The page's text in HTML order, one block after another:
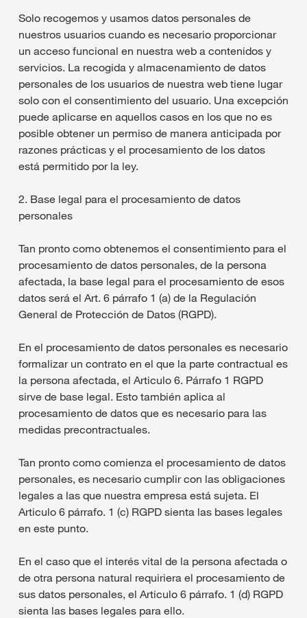
Solo recogemos y usamos datos personales de
nuestros usuarios cuando es necesario proporcionar
un acceso funcional en nuestra web a contenidos y
servicios. La recogida y almacenamiento de datos
personales de los usuarios de nuestra web tiene lugar
solo con el consentimiento del usuario. Una excepción
puede aplicarse en aquellos casos en los que no es
posible obtener un permiso de manera anticipada por
razones prácticas y el procesamiento de los datos
está permitido por la ley.
2. Base legal para el procesamiento de datos
personales
Tan pronto como obtenemos el consentimiento para el
procesamiento de datos personales, de la persona
afectada, la base legal para el procesamiento de esos
datos será el Art. 6 párrafo 1 (a) de la Regulación
General de Protección de Datos (RGPD).
En el procesamiento de datos personales es necesario
formalizar un contrato en el que la parte contractual es
la persona afectada, el Articulo 6. Párrafo 1 RGPD
sirve de base legal. Esto también aplica al
procesamiento de datos que es necesario para las
medidas precontractuales.
Tan pronto como comienza el procesamiento de datos
personales, es necesario cumplir con las obligaciones
legales a las que nuestra empresa está sujeta. El
Articulo 6 párrafo. 1 (c) RGPD sienta las bases legales
en este punto.
En el caso que el interés vital de la persona afectada o
de otra persona natural requiriera el procesamiento de
sus datos personales, el Articulo 6 párrafo. 1 (d) RGPD
sienta las bases legales para ello.